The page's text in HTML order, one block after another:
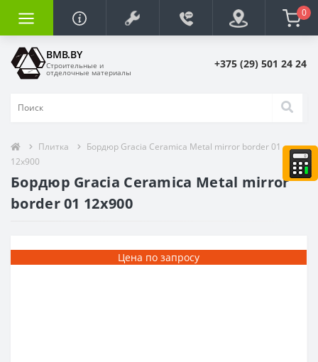
0
BMB.BY
Строительные и
отделочные материалы
+375 (29) 501 24 24
Плитка
Бордюр Gracia Сeramica Metal mirror border 01
12x900
Бордюр Gracia Сeramica Metal mirror
border 01 12x900
Цена по запросу